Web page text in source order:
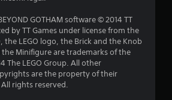
GOTHAM software © 2014 TT
by TT Games under license from the
the LEGO logo, the Brick and the Knob
Minifigure are trademarks of the
The LEGO Group. All other
are the property of their
rights reserved.